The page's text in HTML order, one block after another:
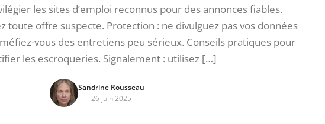
les sites d’emploi reconnus pour des annonces fiables.
toute offre suspecte. Protection : ne divulguez pas vos données
vous des entretiens peu sérieux. Conseils pratiques pour
les escroqueries. Signalement : utilisez […]
Sandrine Rousseau
26 juin 2025